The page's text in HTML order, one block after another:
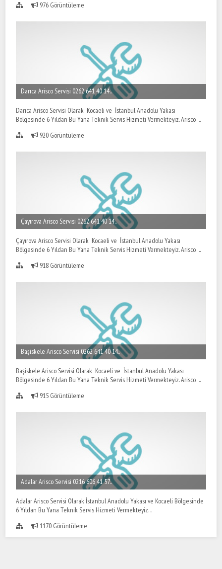
976 Görüntüleme
Darıca Arisco Servisi 0262 641 40 14..
Darıca Arisco Servisi Olarak Kocaeli ve İstanbul Anadolu Yakası
Bölgesinde 6 Yıldan Bu Yana Teknik Servis Hizmeti Vermekteyiz. Arisco ..
920 Görüntüleme
Çayırova Arisco Servisi 0262 641 40 14..
Çayırova Arisco Servisi Olarak Kocaeli ve İstanbul Anadolu Yakası
Bölgesinde 6 Yıldan Bu Yana Teknik Servis Hizmeti Vermekteyiz. Arisco ..
918 Görüntüleme
Başiskele Arisco Servisi 0262 641 40 14..
Başiskele Arisco Servisi Olarak Kocaeli ve İstanbul Anadolu Yakası
Bölgesinde 6 Yıldan Bu Yana Teknik Servis Hizmeti Vermekteyiz. Arisco ..
915 Görüntüleme
Adalar Arisco Servisi 0216 606 41 57..
Adalar Arisco Servisi Olarak İstanbul Anadolu Yakası ve Kocaeli Bölgesinde
6 Yıldan Bu Yana Teknik Servis Hizmeti Vermekteyiz. ..
1170 Görüntüleme